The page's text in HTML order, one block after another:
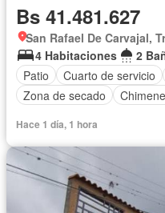
Bs 41.481.627
San Rafael De Carvajal,
4 Habitaciones
2
Patio
Cuarto de servicio
Zona de secado
Hace 1 día, 1 hora